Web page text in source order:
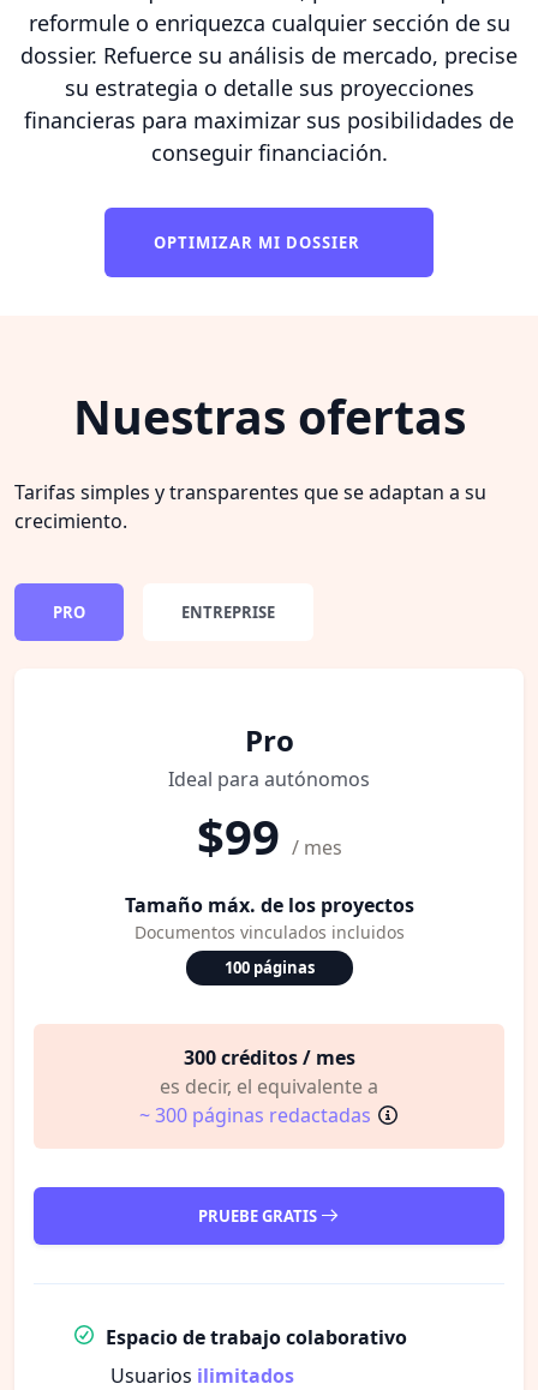
reformule o enriquezca cualquier sección de su
dossier. Refuerce su análisis de mercado, precise
su estrategia o detalle sus proyecciones
financieras para maximizar sus posibilidades de
conseguir financiación.
OPTIMIZAR MI DOSSIER
Nuestras ofertas
Tarifas simples y transparentes que se adaptan a su
crecimiento.
PRO ENTREPRISE
Pro
Ideal para autónomos
$99 / mes
Tamaño máx. de los proyectos
Documentos vinculados incluidos
100 páginas
300 créditos / mes
es decir, el equivalente a
~ 300 páginas redactadas
PRUEBE GRATIS
Espacio de trabajo colaborativo
Usuarios ilimitados